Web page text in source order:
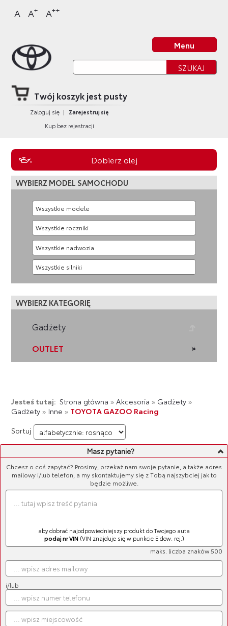
Sklep Toyota
do
nagłówka
do
bocznego
do
głównej
do
stopki
A A+ A++
Menu
Twój koszyk jest pusty
Zaloguj się |
Zarejestruj się
Kup bez rejestracji
Dobierz olej
WYBIERZ MODEL SAMOCHODU
WYBIERZ KATEGORIĘ
Gadżety
OUTLET
Jesteś tutaj: Strona główna »Akcesoria » Gadżety»
Gadżety» Inne » TOYOTA GAZOO Racing
Sortuj
LISTA PRODUKTÓW
1 2 3 »
Cena brutto:727,23 zł
Cena netto:591,24 zł
Masz pytanie?
Chcesz o coś zapytać? Prosimy, przekaż nam swoje pytanie, a także adres
mailowy i/lub telefon, a my skontaktujemy się z Tobą najszybciej jak to
będzie możliwe.
maks. liczba znaków 500
aby dobrać najodpowiedniejszy produkt do Twojego auta
podaj nr VIN(VIN znajduje się w punkcie E dow. rej.)
i/lub